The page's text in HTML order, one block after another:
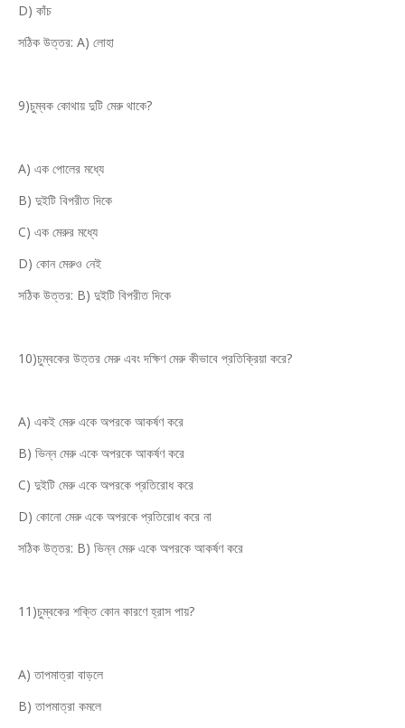
D) কাঁচ
সঠিক উত্তর: A) লোহা
9)চুম্বক কোথায় দুটি মেরু থাকে?
A) এক পোলের মধ্যে
B) দুইটি বিপরীত দিকে
C) এক মেরুর মধ্যে
D) কোন মেরুও নেই
সঠিক উত্তর: B) দুইটি বিপরীত দিকে
10)চুম্বকের উত্তর মেরু এবং দক্ষিণ মেরু কীভাবে প্রতিক্রিয়া করে?
A) একই মেরু একে অপরকে আকর্ষণ করে
B) ভিন্ন মেরু একে অপরকে আকর্ষণ করে
C) দুইটি মেরু একে অপরকে প্রতিরোধ করে
D) কোনো মেরু একে অপরকে প্রতিরোধ করে না
সঠিক উত্তর: B) ভিন্ন মেরু একে অপরকে আকর্ষণ করে
11)চুম্বকের শক্তি কোন কারণে হ্রাস পায়?
A) তাপমাত্রা বাড়লে
B) তাপমাত্রা কমলে